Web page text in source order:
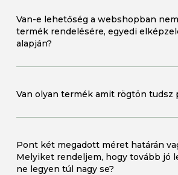
Van-e lehetőség a webshopban
termék rendelésére, egyedi
alapján?
Van olyan termék amit rögtön tudsz
Pont két megadott méret határán
Melyiket rendeljem, hogy tovább jó
ne legyen túl nagy se?